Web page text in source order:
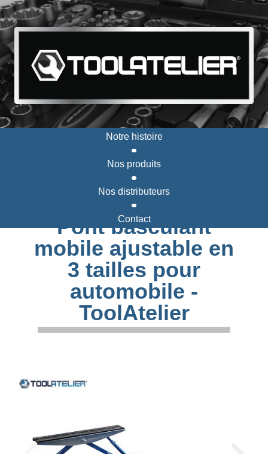
Notre histoire
Nos produits
Nos distributeurs
Contact
Pont basculant
mobile ajustable en
3 tailles pour
automobile -
ToolAtelier